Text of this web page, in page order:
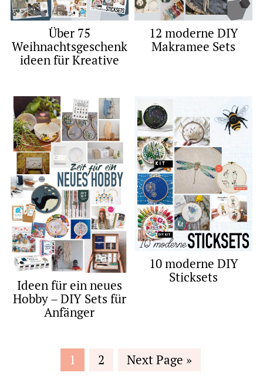
Über 75
Weihnachtsgeschenk
ideen für Kreative
12 moderne DIY
Makramee Sets
Ideen für ein neues
Hobby – DIY Sets für
Anfänger
10 moderne DIY
Sticksets
Page
1 Page
2
Go
Next Page »